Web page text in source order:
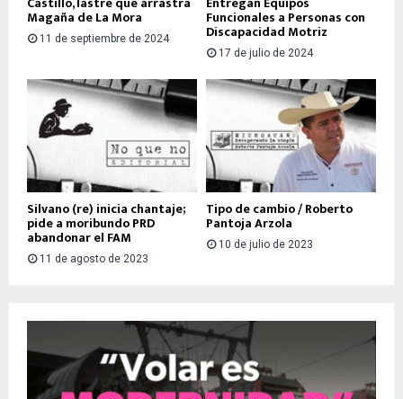
Magaña de La Mora
11 de septiembre de 2024
Funcionales a Personas con
Discapacidad Motriz
17 de julio de 2024
Silvano (re) inicia chantaje;
pide a moribundo PRD
abandonar el FAM
11 de agosto de 2023
Tipo de cambio / Roberto
Pantoja Arzola
10 de julio de 2023